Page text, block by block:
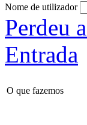
Nome de utilizador
Perdeu
Entrada
O que fazemos